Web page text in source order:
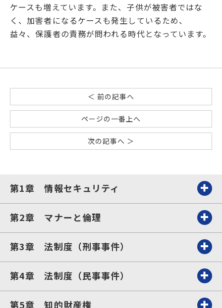
ケースも増えています。また、子供が被害者ではな
く、加害者になるケースも発生しているため、
益々、保護者の責務が問われる時代となっています。
＜ 前の記事へ
ページの一番上へ
次の記事へ ＞
第1章 情報セキュリティ
第2章 マナーと倫理
第3章 法制度（刑事事件）
第4章 法制度（民事事件）
第5章 知的財産権